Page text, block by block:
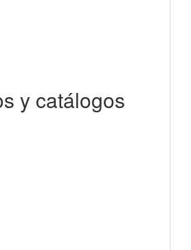
y catálogos